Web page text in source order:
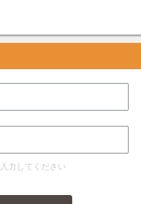
力してください